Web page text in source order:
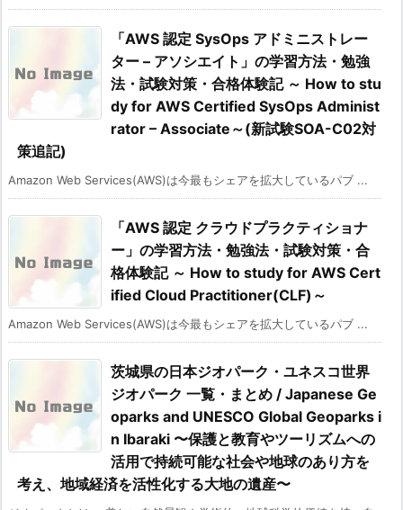
「AWS 認定 SysOps アドミニストレー
ター – アソシエイト」の学習方法・勉強
法・試験対策・合格体験記 ～ How to stu
dy for AWS Certified SysOps Administ
rator – Associate～(新試験SOA-C02対
策追記)
Amazon Web Services(AWS)は今最もシェアを拡大しているパブ ...
「AWS 認定 クラウドプラクティショナ
ー」の学習方法・勉強法・試験対策・合
格体験記 ～ How to study for AWS Cert
ified Cloud Practitioner(CLF)～
Amazon Web Services(AWS)は今最もシェアを拡大しているパブ ...
茨城県の日本ジオパーク・ユネスコ世界
ジオパーク 一覧・まとめ / Japanese Ge
oparks and UNESCO Global Geoparks i
n Ibaraki 〜保護と教育やツーリズムへの
活用で持続可能な社会や地球のあり方を
考え、地域経済を活性化する大地の遺産〜